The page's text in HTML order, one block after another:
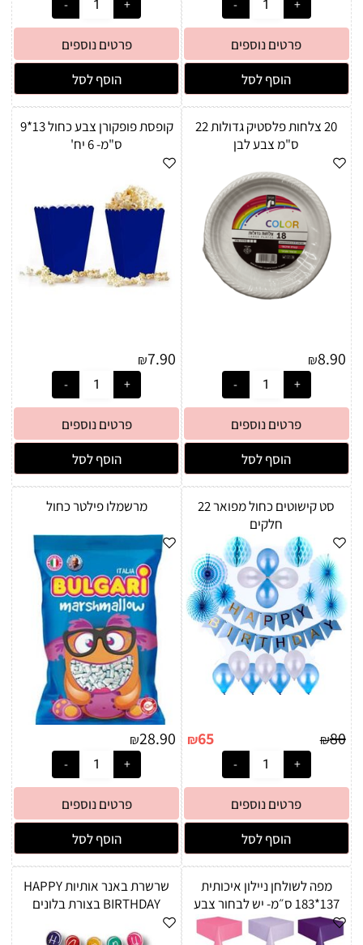
פרטים נוספים
הוסף לסל
פרטים נוספים
הוסף לסל
20 צלחות פלסטיק גדולות 22
ס"מ צבע לבן
₪8.90
פרטים נוספים
הוסף לסל
קופסת פופקורן צבע כחול 13*9
ס"מ- 6 יח'
₪7.90
פרטים נוספים
הוסף לסל
סט קישוטים כחול מפואר 22
חלקים
₪80
₪65
פרטים נוספים
הוסף לסל
מרשמלו פילטר כחול
₪28.90
פרטים נוספים
הוסף לסל
מפה לשולחן ניילון איכותית
137*183 ס״מ- יש לבחור צבע
שרשרת באנר אותיות HAPPY
BIRTHDAY בצורת בלונים